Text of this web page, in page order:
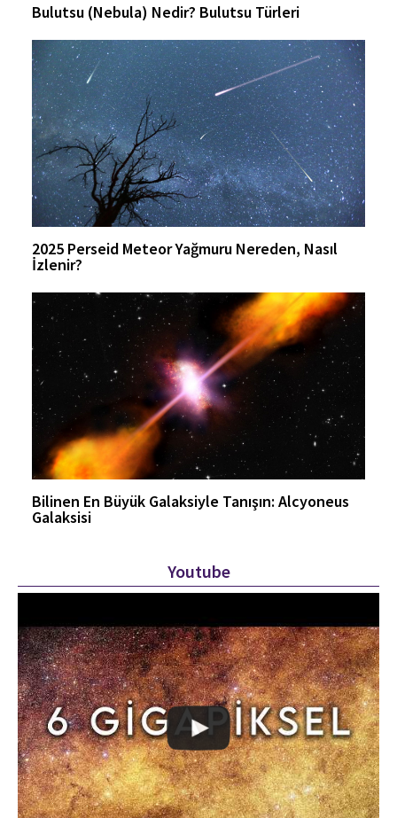
Bulutsu (Nebula) Nedir? Bulutsu Türleri
2025 Perseid Meteor Yağmuru Nereden, Nasıl
İzlenir?
Bilinen En Büyük Galaksiyle Tanışın: Alcyoneus
Galaksisi
Youtube